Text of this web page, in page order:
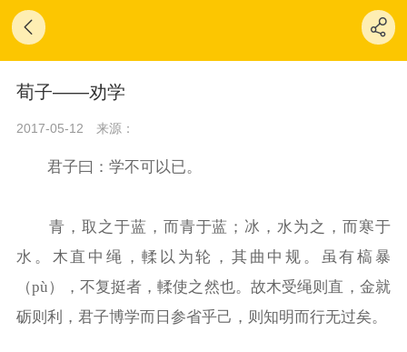
荀子——劝学
2017-05-12 来源：
君子曰：学不可以已。
青，取之于蓝，而青于蓝；冰，水为之，而寒于
水。木直中绳，輮以为轮，其曲中规。虽有槁暴
（pù），不复挺者，輮使之然也。故木受绳则直，金就
砺则利，君子博学而日参省乎己，则知明而行无过矣。